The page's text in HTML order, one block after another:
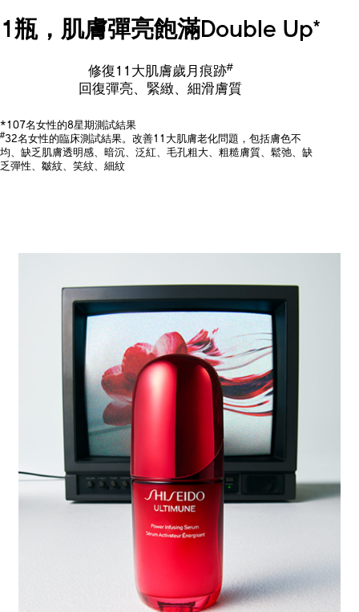
1瓶，肌膚彈亮飽滿Double Up*
修復11大肌膚歲月痕跡#
回復彈亮、緊緻、細滑膚質
*107名女性的8星期測試結果
#32名女性的臨床測試結果。改善11大肌膚老化問題，包括膚色不
均、缺乏肌膚透明感、暗沉、泛紅、毛孔粗大、粗糙膚質、鬆弛、缺
乏彈性、皺紋、笑紋、細紋